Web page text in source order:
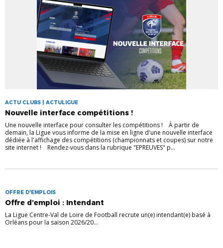
ACTU CLUBS | ACTULIGUE
Nouvelle interface compétitions !
Une nouvelle interface pour consulter les compétitions ! À partir de
demain, la Ligue vous informe de la mise en ligne d'une nouvelle interface
dédiée à l'affichage des compétitions (championnats et coupes) sur notre
site internet ! Rendez-vous dans la rubrique "EPREUVES" p...
OFFRE D'EMPLOIS
Offre d’emploi : Intendant
La Ligue Centre-Val de Loire de Football recrute un(e) intendant(e) basé à
Orléans pour la saison 2026/20...